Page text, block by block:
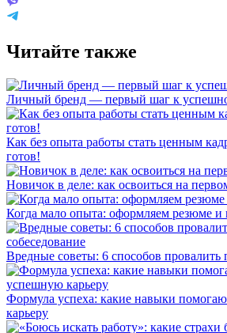
Читайте также
Личный бренд — первый шаг к
Как без опыта работы стать ценным
готов!
Новичок в деле: как освоиться на
Когда мало опыта: оформляем резюме и
Вредные советы: 6 способов провалить
Формула успеха: какие навыки
карьеру